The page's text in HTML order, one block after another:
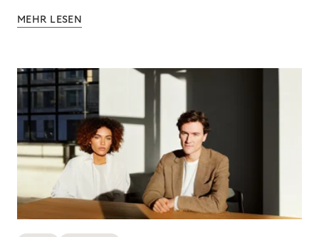
MEHR LESEN